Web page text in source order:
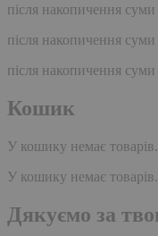
після накопичення
після накопичення
після накопичення
Кошик
У кошику немає товарів.
У кошику немає товарів.
Дякуємо за